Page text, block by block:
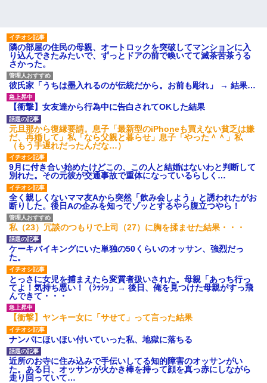
私「初めて飲む味だけどなん
のお茶？」彼「ちっ！」私「」
【GIF】JSのカンチョーワロ
タ
後続車にクラクションを鳴ら
され彼氏が逆切れ。「何クラク
ション鳴らしてんだ！降りてこ
いよ！」と怒鳴りだし...
【衝撃】報酬100万円超の治験
募集がこちらｗｗｗｗｗ(※画像
あり)
【ネット騒然】惨殺されたタ
ワマン頂き女子のこの動画、す
げえええええｗｗｗｗｗｗｗｗ
ｗｗｗ
【愕然】白のクラウン俺氏、
高速道路左車線を制限速度で走
った結果wwwwwwwwwwww
百年の恋12-899 食べた量を
張り合ってくる
【悲報】佐藤輝明・・・２軍
でも盛大にやらかす←あまり悲
しませないでくれ
隣の部屋の住民の母親、オートロックを突破してマンションに入
り込んできたみたいで、ずっとドアの前で喚いてて滅茶苦茶うる
さかった。
彼氏家「うちは墨入れるのが伝統だから。お前も彫れ」 → 結果…
【衝撃】女友達から行為中に告白されてOKした結果
元旦那から復縁要請。息子「最新型のiPhoneも買えない貧乏は嫌
だ、再婚して」私「なら父親と暮らせ」息子「やった＾＾」私
（もう手遅れだったんだな…）
9月に付き合い始めたけどこの、この人と結婚はないわと判断して
別れた。その元彼が交通事故で重体になっているらしく…
全く親しくないママ友Aから突然「飲み会しよう」と誘われたがお
断りした。後日Aの企みを知ってゾッとするやら腹立つやら！
私（23）冗談のつもりで上司（27）に胸を揉ませた結果・・・
ケーキバイキングにいた単独の50くらいのオッサン、強烈だっ
た。
とっさに女児を捕まえたら変質者扱いされた。母親「あっち行っ
てよ！気持ち悪い！（ｼｯｼｯ」→ 後日、俺を見つけた母親がすっ飛
んできて・・・
【衝撃】ヤンキー女に「サせて」って言った結果
ナンパにほいほい付いていった私、地獄に落ちる
近所のお寺に住み込みで手伝いしてる知的障害のオッサンがい
た。ある日、オッサンが火かき棒を持って顔を真っ赤にしながら
走り回っていて…